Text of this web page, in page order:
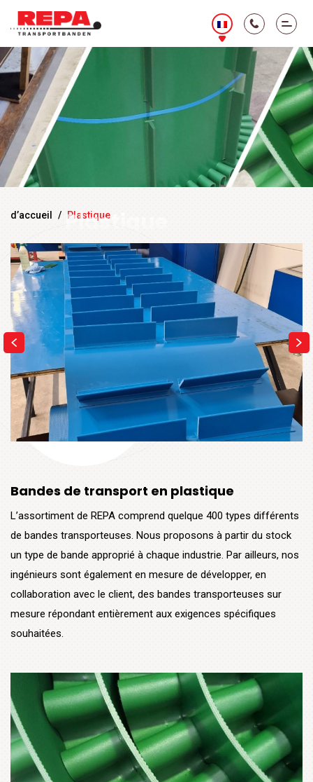
d’accueil / Plastique
Plastique
Bandes de transport en plastique
L’assortiment de REPA comprend quelque 400 types différents
de bandes transporteuses. Nous proposons à partir du stock
un type de bande approprié à chaque industrie. Par ailleurs, nos
ingénieurs sont également en mesure de développer, en
collaboration avec le client, des bandes transporteuses sur
mesure répondant entièrement aux exigences spécifiques
souhaitées.